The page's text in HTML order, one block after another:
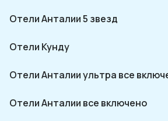
Отели Анталии 5 звезд
Отели Кунду
Отели Анталии ультра все
Отели Анталии все включено